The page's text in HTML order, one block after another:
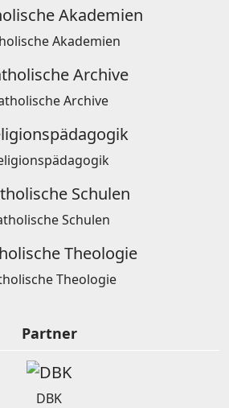
Akademien
Archive
Schulen
Theologie
Partner
DBK